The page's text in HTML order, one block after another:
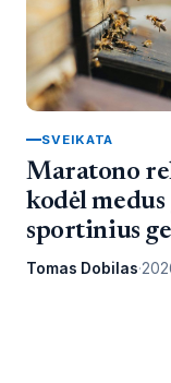
SVEIKATA
Maratono
kodėl
sportinius
Tomas Dobilas